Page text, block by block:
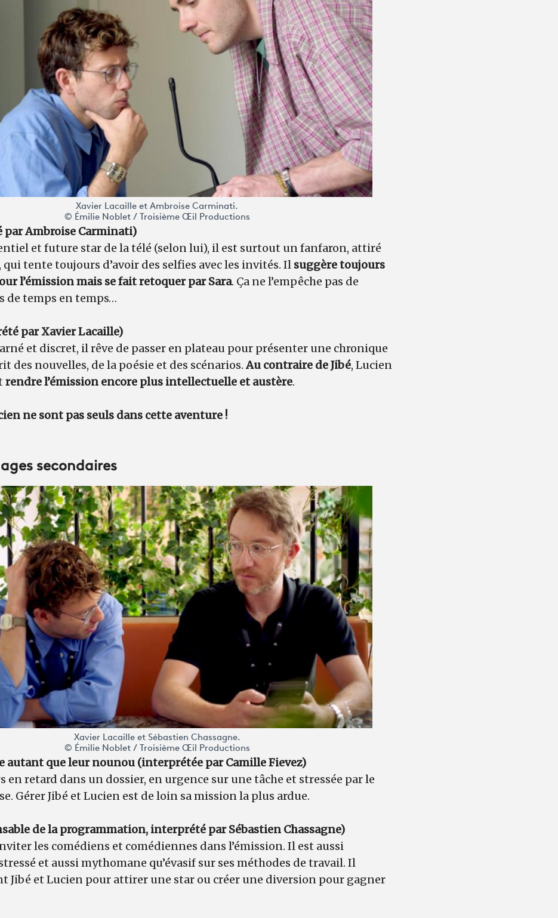
Xavier Lacaille et Ambroise Carminati.
© Émilie Noblet / Troisième Œil Productions
par Ambroise Carminati)
et future star de la télé (selon lui), il est surtout un fanfaron, attiré
qui tente toujours d’avoir des selfies avec les invités. Il suggère toujours
l’émission mais se fait retoquer par Sara. Ça ne l’empêche pas de
de temps en temps…
par Xavier Lacaille)
et discret, il rêve de passer en plateau pour présenter une chronique
des nouvelles, de la poésie et des scénarios.Au contraire de Jibé, Lucien
rendre l’émission encore plus intellectuelle et austère.
ne sont pas seuls dans cette aventure !
secondaires
Xavier Lacaille et Sébastien Chassagne.
© Émilie Noblet / Troisième Œil Productions
autant que leur nounou (interprétée par Camille Fievez)
en retard dans un dossier, en urgence sur une tâche et stressée par le
Gérer Jibé et Lucien est de loin sa mission la plus ardue.
de la programmation, interprété par Sébastien Chassagne)
les comédiens et comédiennes dans l’émission. Il est aussi
et aussi mythomane qu’évasif sur ses méthodes de travail. Il
Jibé et Lucien pour attirer une star ou créer une diversion pour gagner